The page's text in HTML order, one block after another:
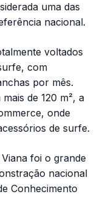
uma das
nacional.
voltados
com
por mês.
de 120 m², a
onde
de surfe.
Viana foi o grande
nacional
Conhecimento